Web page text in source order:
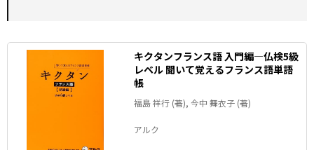
キクタンフランス語 入門編―仏検5級
レベル 聞いて覚えるフランス語単語
帳
福島 祥行 (著), 今中 舞衣子 (著)
アルク